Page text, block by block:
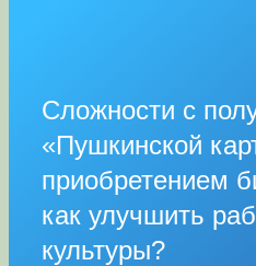
Сложности с
«Пушкинской
приобретением
как улучшить
культуры?